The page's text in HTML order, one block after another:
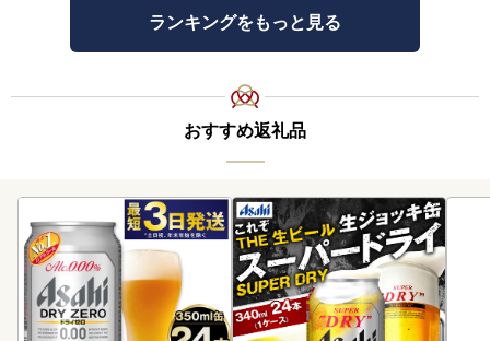
ランキングをもっと見る
おすすめ返礼品